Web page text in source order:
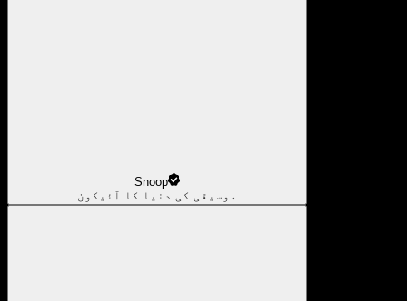
Snoop
موسیقی کی دنیا کا آئیکون